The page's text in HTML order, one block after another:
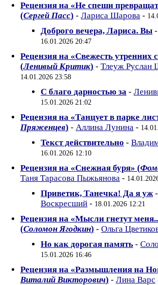
Рецензия на «Не спеши
(Сергей Пасс) - Лариса Шарова -
Доброго вечера, Лариса. Вы -
16.01.2026 20:47
Рецензия на «Свежесть утренних
(Ленивый Критик) - Тлеуж Руслан
14.01.2026 23:58
С благо дарностью за -
15.01.2026 21:02
Рецензия на «Танцует в парке
Пряженцев) - Аллина Лунина -
Текст действительно -
16.01.2026 12:10
Рецензия на «Снежная буря» (
Таня Тарасова Пыжьянова -
Приветик, Танечка! Да я уж-
Воскресший - 18.01.2026 12:21
Рецензия на «Мысли гнетут
(Соломон Ягодкин) - Ольга
Но как дорогая память -
15.01.2026 16:46
Рецензия на «Размышления на
Виталий Викторович) - Лина Варс